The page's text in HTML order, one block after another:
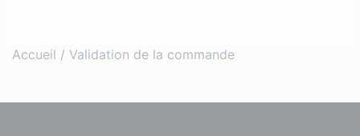
Accueil / Validation de la commande